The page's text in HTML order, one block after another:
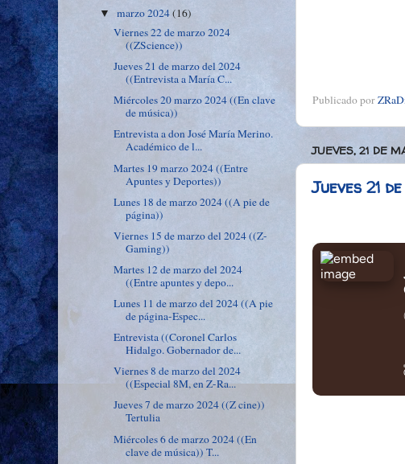
Publicado por
JUEVES, 21 DE
Jueves 21
▼marzo 2024(16)
Viernes 22 de marzo 2024
((ZScience))
Jueves 21 de marzo del 2024
((Entrevista a María C...
Miércoles 20 marzo 2024 ((En clave
de música))
Entrevista a don José María Merino.
Académico de l...
Martes 19 marzo 2024 ((Entre
Apuntes y Deportes))
Lunes 18 de marzo 2024 ((A pie de
página))
Viernes 15 de marzo del 2024 ((Z-
Gaming))
Martes 12 de marzo del 2024
((Entre apuntes y depo...
Lunes 11 de marzo del 2024 ((A pie
de página-Espec...
Entrevista ((Coronel Carlos
Hidalgo. Gobernador de...
Viernes 8 de marzo del 2024
((Especial 8M, en Z-Ra...
Jueves 7 de marzo 2024 ((Z cine))
Tertulia
Miércoles 6 de marzo 2024 ((En
clave de música)) T...